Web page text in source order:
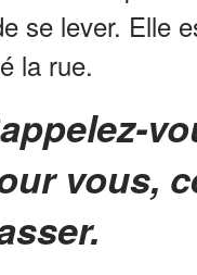
se lever. Elle
la rue.
vous,